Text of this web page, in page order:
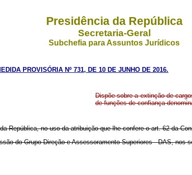
Presidência da República
Secretaria-Geral
Subchefia para Assuntos Jurídicos
PROVISÓRIA Nº 731, DE 10 DE JUNHO DE 2016.
Dispõe sobre a extinção de
de funções de confiança
República, no uso da atribuição que lhe confere o art. 62 da
do Grupo-Direção e Assessoramento Superiores - DAS, nos